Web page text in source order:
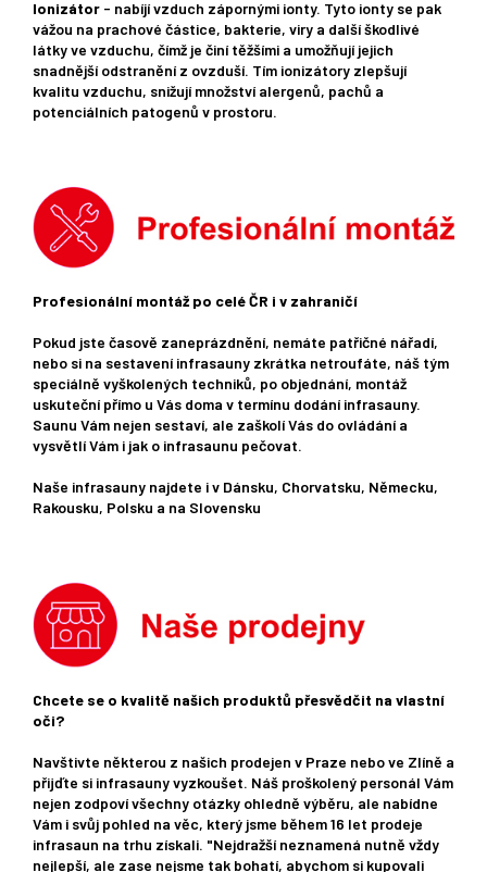
Ionizátor - nabíjí vzduch zápornými ionty. Tyto ionty se pak
vážou na prachové částice, bakterie, viry a další škodlivé
látky ve vzduchu, čímž je činí těžšími a umožňují jejich
snadnější odstranění z ovzduší. Tím ionizátory zlepšují
kvalitu vzduchu, snižují množství alergenů, pachů a
potenciálních patogenů v prostoru.
Profesionální montáž po celé ČR i v zahraničí
Pokud jste časově zaneprázdnění, nemáte patřičné nářadí,
nebo si na sestavení infrasauny zkrátka netroufáte, náš tým
speciálně vyškolených techniků, po objednání, montáž
uskuteční přímo u Vás doma v termínu dodání infrasauny.
Saunu Vám nejen sestaví, ale zaškolí Vás do ovládání a
vysvětlí Vám i jak o infrasaunu pečovat.
Naše infrasauny najdete i v Dánsku, Chorvatsku, Německu,
Rakousku, Polsku a na Slovensku
Chcete se o kvalitě našich produktů přesvědčit na vlastní
oči?
Navštivte některou z našich prodejen v Praze nebo ve Zlíně a
přijďte si infrasauny vyzkoušet. Náš proškolený personál Vám
nejen zodpoví všechny otázky ohledně výběru, ale nabídne
Vám i svůj pohled na věc, který jsme během 16 let prodeje
infrasaun na trhu získali. "Nejdražší neznamená nutně vždy
nejlepší, ale zase nejsme tak bohatí, abychom si kupovali